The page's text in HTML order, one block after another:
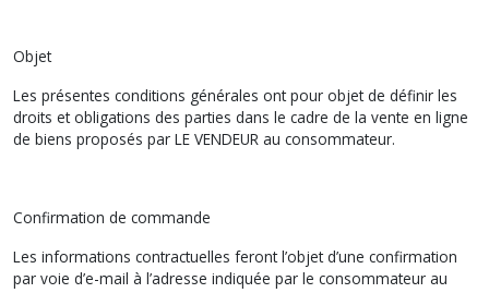
Objet
Les présentes conditions générales ont pour objet de définir les
droits et obligations des parties dans le cadre de la vente en ligne
de biens proposés par LE VENDEUR au consommateur.
Confirmation de commande
Les informations contractuelles feront l’objet d’une confirmation
par voie d’e-mail à l’adresse indiquée par le consommateur au